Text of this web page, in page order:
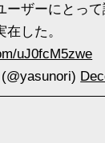
ーザーにとっ
した。
uJ0fcM5zwe